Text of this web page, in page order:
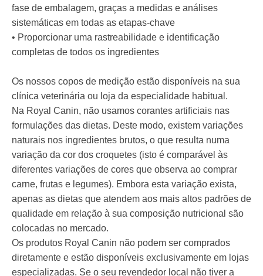
fase de embalagem, graças a medidas e análises
sistemáticas em todas as etapas-chave
• Proporcionar uma rastreabilidade e identificação
completas de todos os ingredientes
Os nossos copos de medição estão disponíveis na sua
clínica veterinária ou loja da especialidade habitual.
Na Royal Canin, não usamos corantes artificiais nas
formulações das dietas. Deste modo, existem variações
naturais nos ingredientes brutos, o que resulta numa
variação da cor dos croquetes (isto é comparável às
diferentes variações de cores que observa ao comprar
carne, frutas e legumes). Embora esta variação exista,
apenas as dietas que atendem aos mais altos padrões de
qualidade em relação à sua composição nutricional são
colocadas no mercado.
Os produtos Royal Canin não podem ser comprados
diretamente e estão disponíveis exclusivamente em lojas
especializadas. Se o seu revendedor local não tiver a